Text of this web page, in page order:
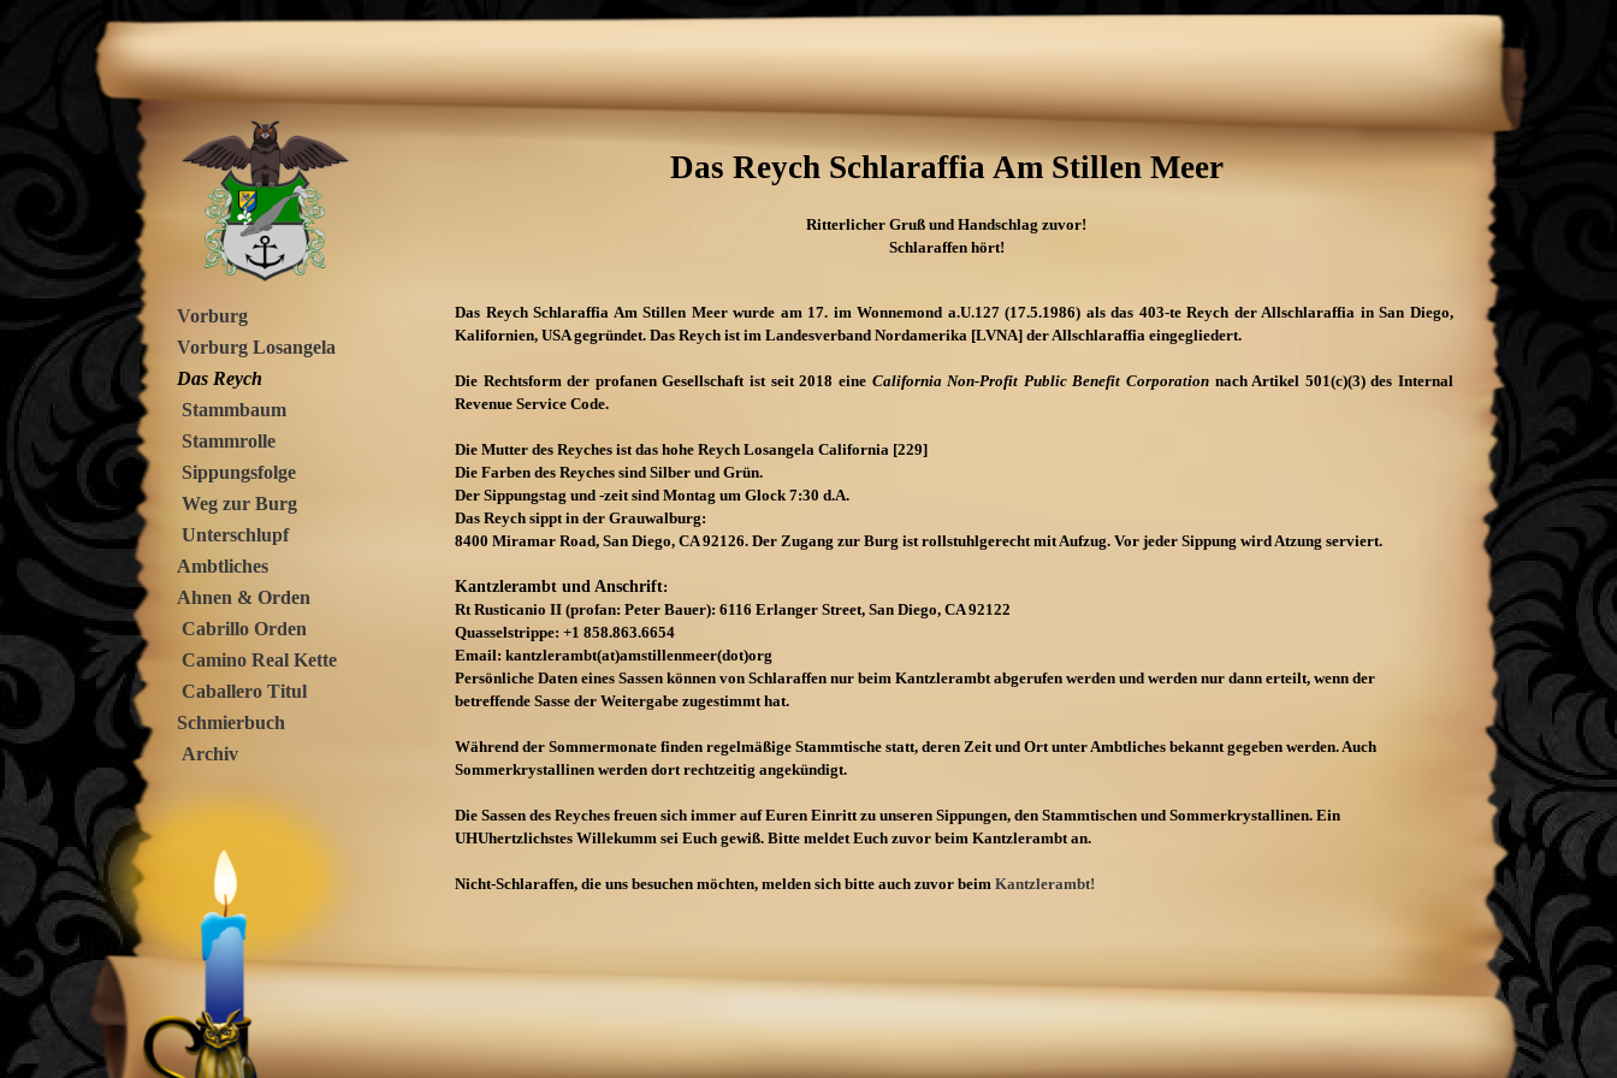
Vorburg
Vorburg Losangela
Das Reych
Stammbaum
Stammrolle
Sippungsfolge
Weg zur Burg
Unterschlupf
Ambtliches
Ahnen & Orden
Cabrillo Orden
Camino Real Kette
Caballero Titul
Schmierbuch
Archiv
Das Reych Schlaraffia Am Stillen Meer
Ritterlicher Gruß und Handschlag zuvor!
Schlaraffen hört!
Das Reych Schlaraffia Am Stillen Meer wurde am 17. im Wonnemond a.U.127 (17.5.1986) als das 403-te Reych der Allschlaraffia in San Diego,
Kalifornien, USA gegründet. Das Reych ist im Landesverband Nordamerika [LVNA] der Allschlaraffia eingegliedert.
Die Rechtsform der profanen Gesellschaft ist seit 2018 eine California Non-Profit Public Benefit Corporationnach Artikel 501(c)(3) des Internal
Revenue Service Code.
Die Mutter des Reyches ist das hohe Reych Losangela California [229]
Die Farben des Reyches sind Silber und Grün.
Der Sippungstag und -zeit sind Montag um Glock 7:30 d.A.
Das Reych sippt in der Grauwalburg:
8400 Miramar Road, San Diego, CA 92126. Der Zugang zur Burg ist rollstuhlgerecht mit Aufzug. Vor jeder Sippung wird Atzung serviert.
Kantzlerambt und Anschrift:
Rt Rusticanio II (profan: Peter Bauer): 6116 Erlanger Street, San Diego, CA 92122
Quasselstrippe: +1 858.863.6654
Email: kantzlerambt(at)amstillenmeer(dot)org
Persönliche Daten eines Sassen können von Schlaraffen nur beim Kantzlerambt abgerufen werden und werden nur dann erteilt, wenn der
betreffende Sasse der Weitergabe zugestimmt hat.
Während der Sommermonate finden regelmäßige Stammtische statt, deren Zeit und Ort unter Ambtliches bekannt gegeben werden. Auch
Sommerkrystallinen werden dort rechtzeitig angekündigt.
Die Sassen des Reyches freuen sich immer auf Euren Einritt zu unseren Sippungen, den Stammtischen und Sommerkrystallinen. Ein
UHUhertzlichstes Willekumm sei Euch gewiß. Bitte meldet Euch zuvor beim Kantzlerambt an.
Nicht-Schlaraffen, die uns besuchen möchten, melden sich bitte auch zuvor beim Kantzlerambt!